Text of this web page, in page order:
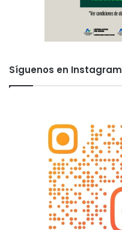
Síguenos en Instagram